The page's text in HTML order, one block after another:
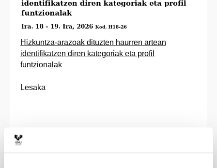
Hizkuntza-arazoak dituzten haurren artean
identifikatzen diren kategoriak eta profil
funtzionalak
Lesaka